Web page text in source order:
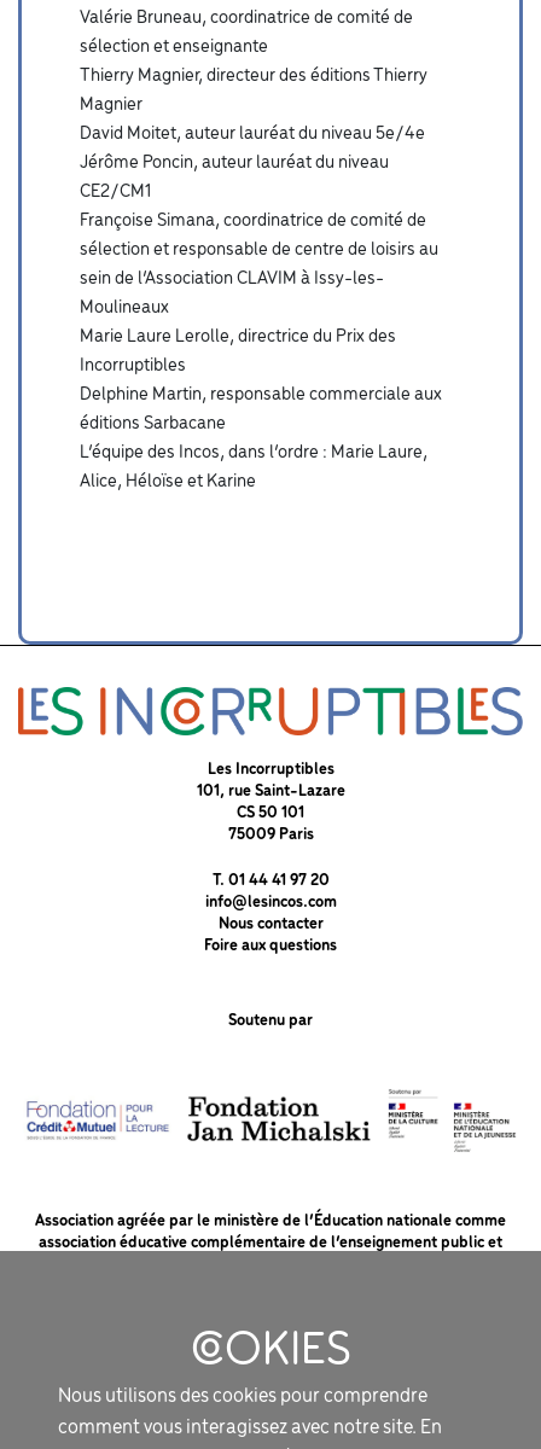
Nous utilisons des cookies pour comprendre
comment vous interagissez avec notre site. En
Valérie Bruneau, coordinatrice de comité de
sélection et enseignante
Thierry Magnier, directeur des éditions Thierry
Magnier
David Moitet, auteur lauréat du niveau 5e/4e
Jérôme Poncin, auteur lauréat du niveau
CE2/CM1
Françoise Simana, coordinatrice de comité de
sélection et responsable de centre de loisirs au
sein de l’Association CLAVIM à Issy-les-
Moulineaux
Marie Laure Lerolle, directrice du Prix des
Incorruptibles
Delphine Martin, responsable commerciale aux
éditions Sarbacane
L’équipe des Incos, dans l’ordre : Marie Laure,
Alice, Héloïse et Karine
Les Incorruptibles
101, rue Saint-Lazare
CS 50 101
75009 Paris
T. 01 44 41 97 20
info@lesincos.com
Nous contacter
Foire aux questions
Soutenu par
Association agréée par le ministère de l’Éducation nationale comme
association éducative complémentaire de l’enseignement public et
PROTECTION DES DONNÉES